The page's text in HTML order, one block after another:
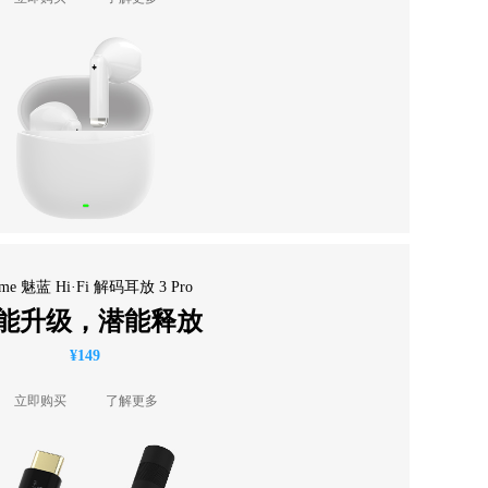
魅蓝 Hi·Fi 解码耳放 3 Pro
升级，潜能释放
¥149
立即购买 了解更多